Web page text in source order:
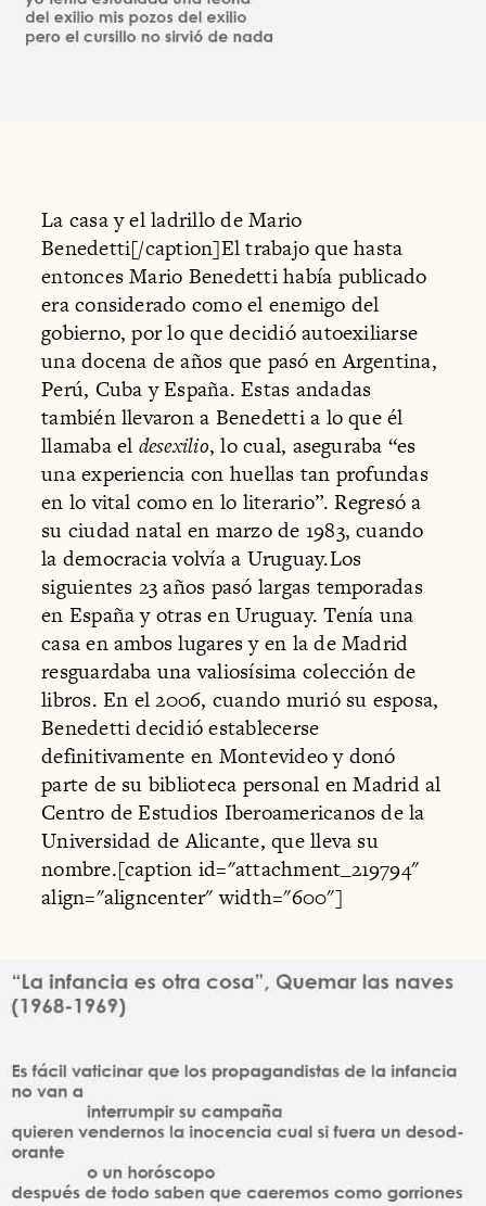
La casa y el ladrillo de Mario
Benedetti[/caption]El trabajo que hasta
entonces Mario Benedetti había publicado
era considerado como el enemigo del
gobierno, por lo que decidió autoexiliarse
una docena de años que pasó en Argentina,
Perú, Cuba y España. Estas andadas
también llevaron a Benedetti a lo que él
llamaba el desexilio, lo cual, aseguraba “es
una experiencia con huellas tan profundas
en lo vital como en lo literario”. Regresó a
su ciudad natal en marzo de 1983, cuando
la democracia volvía a Uruguay.Los
siguientes 23 años pasó largas temporadas
en España y otras en Uruguay. Tenía una
casa en ambos lugares y en la de Madrid
resguardaba una valiosísima colección de
libros. En el 2006, cuando murió su esposa,
Benedetti decidió establecerse
definitivamente en Montevideo y donó
parte de su biblioteca personal en Madrid al
Centro de Estudios Iberoamericanos de la
Universidad de Alicante, que lleva su
nombre.[caption id="attachment_219794"
align="aligncenter" width="600"]